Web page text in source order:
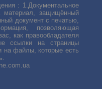
: 1.Документальное
материал, защищённый
документ с печатью,
позволяющая
как правообладателя
ссылки на страницы
на файлы, которые есть